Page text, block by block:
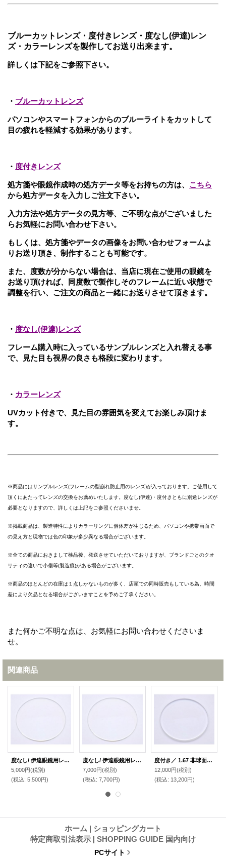
ブルーカットレンズ・度付きレンズ・度なし(伊達)レン
ズ・カラーレンズを製作してお送り出来ます。
詳しくは下記をご参照下さい。
・ ブルーカットレンズ
パソコンやスマートフォンからのブルーライトをカットして
目の疲れを軽減する効果があります。
・ 度付きレンズ
処方箋や眼鏡作成時の処方データ等をお持ちの方は、 こちら
から処方データを入力しご注文下さい。
入力方法や処方データの見方等、ご不明な点がございました
らお気軽にお問い合わせ下さい。
もしくは、処方箋やデータの画像をお問い合わせフォームよ
りお送り頂き、制作することも可能です。
また、度数が分からない場合は、当店に現在ご使用の眼鏡を
お送り頂ければ、同度数で製作しそのフレームに近い状態で
調整を行い、ご注文の商品と一緒にお送りさせて頂きます。
・ 度なし(伊達)レンズ
フレーム購入時に入っているサンプルレンズと入れ替える事
で、見た目も視界の良さも格段に変わります。
・ カラーレンズ
UVカット付きで、見た目の雰囲気を変えてお楽しみ頂けま
す。
※商品にはサンプルレンズ(フレームの型崩れ防止用のレンズ)が入っております。ご使用して
頂くにあたってレンズの交換をお薦めいたします。度なし(伊達)・度付きともに別途レンズが
必要となりますので、詳しくは上記をご参照くださいませ。
※掲載商品は、製造特性によりカラーリングに個体差が生じるため、パソコンや携帯画面で
の見え方と現物では色の印象が多少異なる場合がございます。
※全ての商品におきまして検品後、発送させていただいておりますが、ブランドごとのクオ
リティの違いで小傷等(製造痕)がある場合がございます。
※商品のほとんどの在庫は１点しかないものが多く、店頭での同時販売もしている為、時間
差により欠品となる場合がございますことを予めご了承ください。
また何かご不明な点は、お気軽にお問い合わせくださいま
せ。
関連商品
度なし/ 伊達眼鏡用レンズ【反射防止】コーティング付き 無色 (2枚1組)
5,000円(税別)
(税込: 5,500円)
度なし/ 伊達眼鏡用レンズ【反射防止・UVカット・撥水】コーティング付き 無色 (2枚1組)
7,000円(税別)
(税込: 7,700円)
度付き／ 1.67 非球面レンズ【反射防止・UVカット・撥水】コーティング付き 無色 （2枚1組）
12,000円(税別)
(税込: 13,200円)
ホーム | ショッピングカート
特定商取引法表示 | SHOPPING GUIDE 国内向け
PCサイト